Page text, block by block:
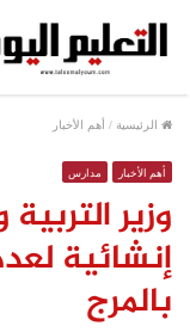
الرئيسية / أهم الأخبار
أهم الأخبار مدارس
وزير
إنشائية
بالمرج